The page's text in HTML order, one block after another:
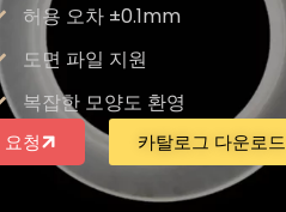
허용 오차 ±0.1mm
도면 파일 지원
복잡한 모양도 환영
청 카탈로그 다운로드